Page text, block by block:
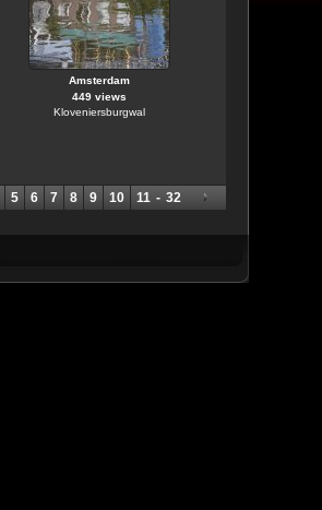
Amsterdam
449 views
Kloveniersburgwal
5 6 7 8 9 10 11 - 32